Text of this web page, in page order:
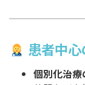
患者中
個別化治療